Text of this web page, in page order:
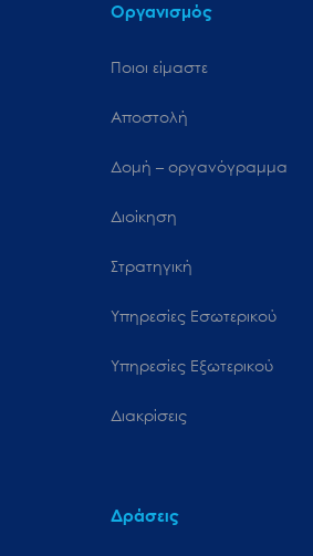
Οργανισμός
Ποιοι είμαστε
Αποστολή
Δομή – οργανόγραμμα
Διοίκηση
Στρατηγική
Υπηρεσίες Εσωτερικού
Υπηρεσίες Εξωτερικού
Διακρίσεις
Δράσεις